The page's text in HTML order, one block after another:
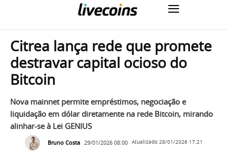
Citrea lança rede que promete
destravar capital ocioso do
Bitcoin
Nova mainnet permite empréstimos, negociação e
liquidação em dólar diretamente na rede Bitcoin, mirando
alinhar-se à Lei GENIUS
Bruno Costa 29/01/2026 08:00 Atualizado 28/01/2026 17:21